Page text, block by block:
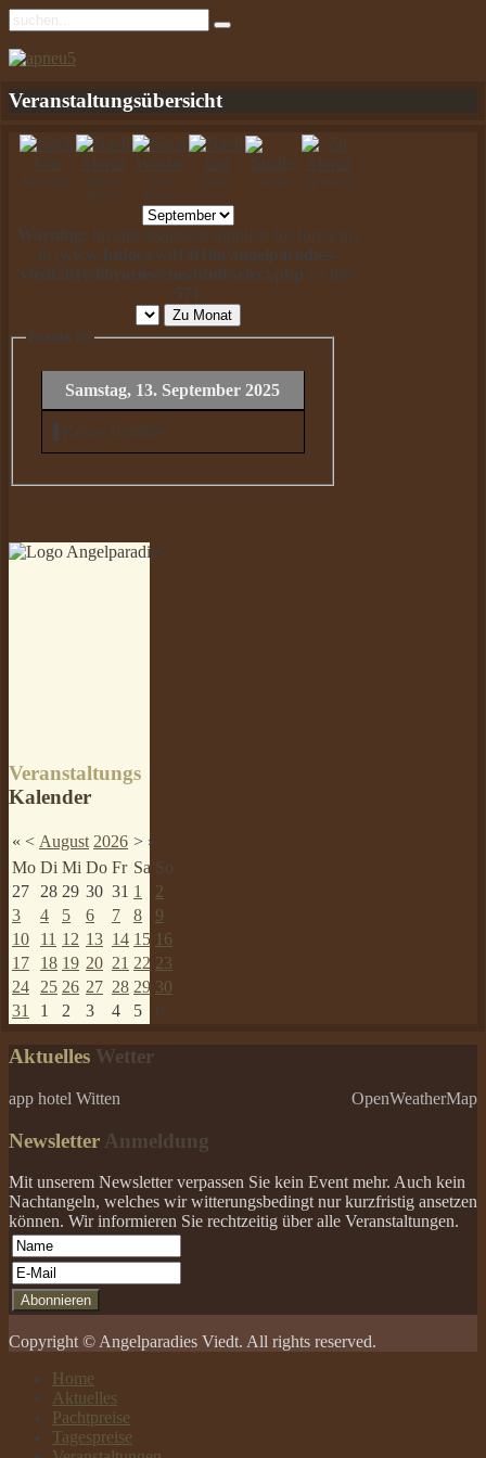
Veranstaltungsübersicht
Suche
Warning : Invalid argument supplied for foreach()
/www/htdocs/w014f18a/angelparadies-
viedt2016/libraries/cms/html/select.php on line
571
Zu Monat
Events für
Samstag, 13. September 2025
Keine Termine
Veranstaltungs
Kalender
« < August 2026 > »
Mo Di Mi Do Fr Sa
27 28 29 30 31 1
2
3
4 5 6 7 8
9
10
11 12 13 14 15
16
17
18 19 20 21 22 23
24 25 26 27 28 29 30
31
1 2 3 4 5 6
Aktuelles Wetter
app hotel Witten OpenWeatherMap
Newsletter Anmeldung
Mit unserem Newsletter verpassen Sie kein Event mehr. Auch kein
Nachtangeln, welches wir witterungsbedingt nur kurzfristig ansetzen
können. Wir informieren Sie rechtzeitig über alle Veranstaltungen.
Copyright © Angelparadies Viedt. All rights reserved.
Home
Aktuelles
Pachtpreise
Tagespreise